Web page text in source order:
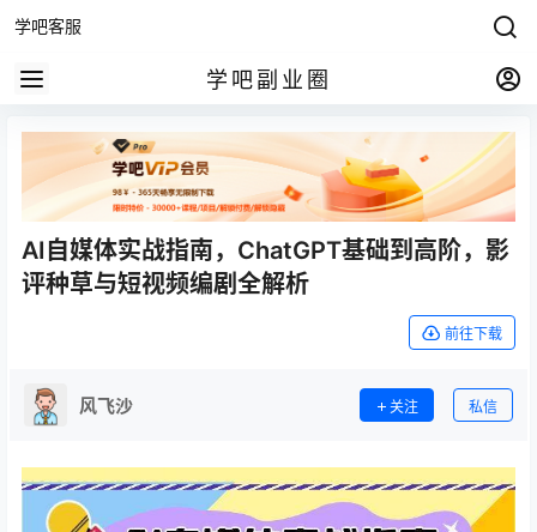
学吧客服
学吧副业圈
AI自媒体实战指南，ChatGPT基础到高阶，影
评种草与短视频编剧全解析
前往下载
风飞沙 关注 私信